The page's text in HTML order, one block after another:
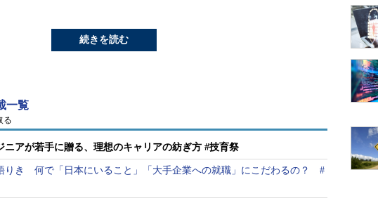
続きを読む
一覧
る
ニアが若手に贈る、理想のキャリアの紡ぎ方 #技育祭
りき 何で「日本にいること」「大手企業への就職」にこだわるの？ #